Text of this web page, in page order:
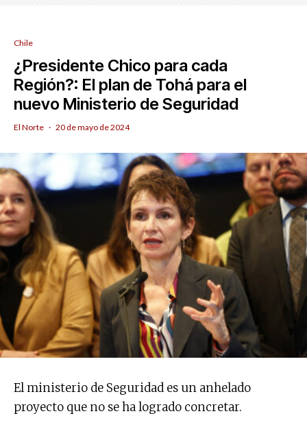
Chile
¿Presidente Chico para cada
Región?: El plan de Tohá para el
nuevo Ministerio de Seguridad
El Norte · 20 de mayo de 2024
El ministerio de Seguridad es un anhelado
proyecto que no se ha logrado concretar.